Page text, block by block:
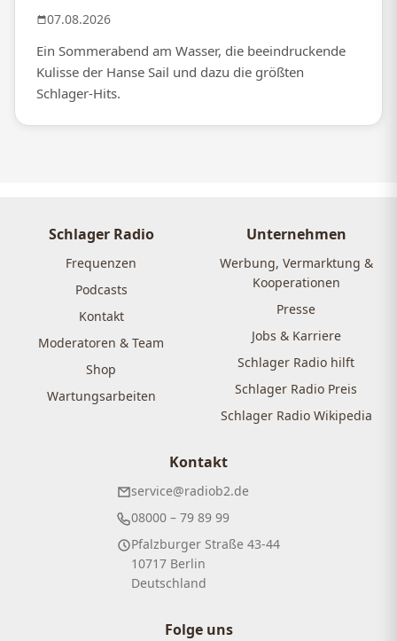
07.08.2026
Ein Sommerabend am Wasser, die beeindruckende
Kulisse der Hanse Sail und dazu die größten
Schlager-Hits.
Schlager Radio
Frequenzen
Podcasts
Kontakt
Moderatoren & Team
Shop
Wartungsarbeiten
Unternehmen
Werbung, Vermarktung &
Kooperationen
Presse
Jobs & Karriere
Schlager Radio hilft
Schlager Radio Preis
Schlager Radio Wikipedia
Kontakt
service@radiob2.de
08000 – 79 89 99
Pfalzburger Straße 43-44
10717 Berlin
Deutschland
Folge uns